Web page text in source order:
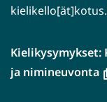
Kielikysymykset:
ja nimineuvonta